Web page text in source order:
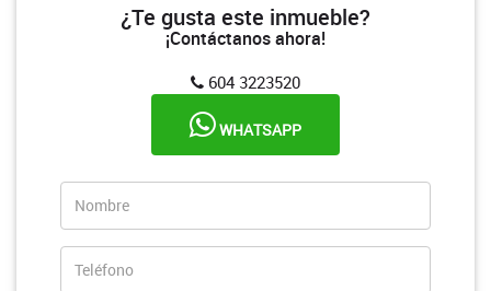
¿Te gusta este inmueble?
¡Contáctanos ahora!
604 3223520
WHATSAPP